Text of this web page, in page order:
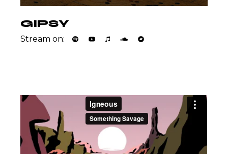
GIPSY
Stream on: